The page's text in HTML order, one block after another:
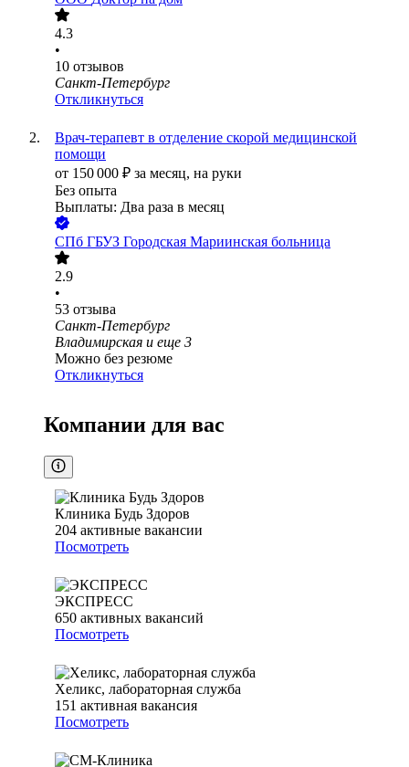
4.3
•
10 отзывов
Санкт-Петербург
Откликнуться
Врач-терапевт в отделение скорой медицинской
помощи
от 150 000 ₽ за месяц, на руки
Без опыта
Выплаты: Два раза в месяц
СПб ГБУЗ Городская Мариинская больница
2.9
•
53 отзыва
Санкт-Петербург
Владимирская и еще 3
Можно без резюме
Откликнуться
Компании для вас
Клиника Будь Здоров
204 активные вакансии
Посмотреть
ЭКСПРЕСС
650 активных вакансий
Посмотреть
Хеликс, лабораторная служба
151 активная вакансия
Посмотреть